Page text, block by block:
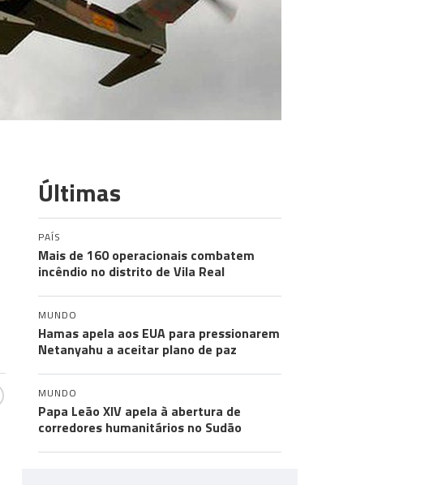
Últimas
PAÍS
Mais de 160 operacionais combatem
incêndio no distrito de Vila Real
MUNDO
Hamas apela aos EUA para pressionarem
Netanyahu a aceitar plano de paz
MUNDO
Papa Leão XIV apela à abertura de
corredores humanitários no Sudão